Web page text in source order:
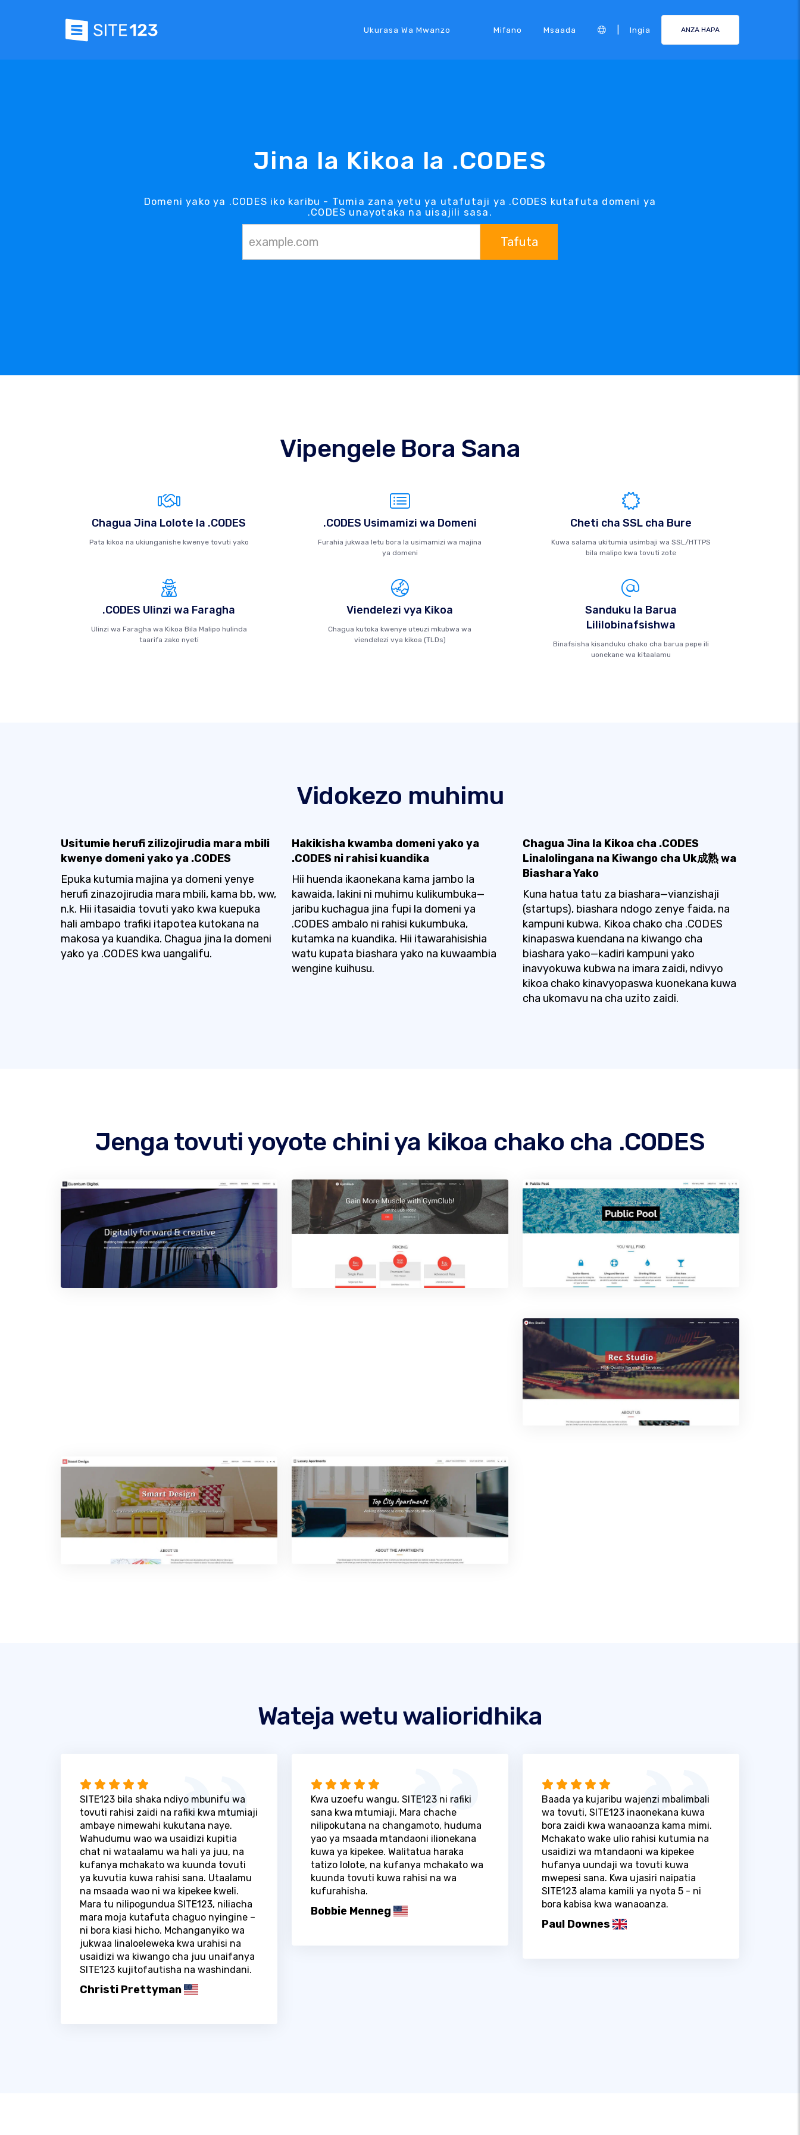
Ukurasa Wa Mwanzo Mifano Msaada Ingia ANZA HAPA
Jina la Kikoa la .CODES
Domeni yako ya .CODES iko karibu - Tumia zana yetu ya utafutaji ya .CODES kutafuta domeni ya
.CODES unayotaka na uisajili sasa.
Tafuta
Vipengele Bora Sana
Chagua Jina Lolote la .CODES
Pata kikoa na ukiunganishe kwenye tovuti yako
.CODES Usimamizi wa Domeni
Furahia jukwaa letu bora la usimamizi wa majina
ya domeni
Cheti cha SSL cha Bure
Kuwa salama ukitumia usimbaji wa SSL/HTTPS
bila malipo kwa tovuti zote
.CODES Ulinzi wa Faragha
Ulinzi wa Faragha wa Kikoa Bila Malipo hulinda
taarifa zako nyeti
Viendelezi vya Kikoa
Chagua kutoka kwenye uteuzi mkubwa wa
viendelezi vya kikoa (TLDs)
Sanduku la Barua
Lililobinafsishwa
Binafsisha kisanduku chako cha barua pepe ili
uonekane wa kitaalamu
Vidokezo muhimu
Usitumie herufi zilizojirudia mara mbili
kwenye domeni yako ya .CODES
Epuka kutumia majina ya domeni yenye
herufi zinazojirudia mara mbili, kama bb, ww,
n.k. Hii itasaidia tovuti yako kwa kuepuka
hali ambapo trafiki itapotea kutokana na
makosa ya kuandika. Chagua jina la domeni
yako ya .CODES kwa uangalifu.
Hakikisha kwamba domeni yako ya
.CODES ni rahisi kuandika
Hii huenda ikaonekana kama jambo la
kawaida, lakini ni muhimu kulikumbuka—
jaribu kuchagua jina fupi la domeni ya
.CODES ambalo ni rahisi kukumbuka,
kutamka na kuandika. Hii itawarahisishia
watu kupata biashara yako na kuwaambia
wengine kuihusu.
Chagua Jina la Kikoa cha .CODES
Linalolingana na Kiwango cha Uk成熟 wa
Biashara Yako
Kuna hatua tatu za biashara—vianzishaji
(startups), biashara ndogo zenye faida, na
kampuni kubwa. Kikoa chako cha .CODES
kinapaswa kuendana na kiwango cha
biashara yako—kadiri kampuni yako
inavyokuwa kubwa na imara zaidi, ndivyo
kikoa chako kinavyopaswa kuonekana kuwa
cha ukomavu na cha uzito zaidi.
Jenga tovuti yoyote chini ya kikoa chako cha .CODES
Wateja wetu walioridhika
SITE123 bila shaka ndiyo mbunifu wa
tovuti rahisi zaidi na rafiki kwa mtumiaji
ambaye nimewahi kukutana naye.
Wahudumu wao wa usaidizi kupitia
chat ni wataalamu wa hali ya juu, na
kufanya mchakato wa kuunda tovuti
ya kuvutia kuwa rahisi sana. Utaalamu
na msaada wao ni wa kipekee kweli.
Mara tu nilipogundua SITE123, niliacha
mara moja kutafuta chaguo nyingine –
ni bora kiasi hicho. Mchanganyiko wa
jukwaa linaloeleweka kwa urahisi na
usaidizi wa kiwango cha juu unaifanya
SITE123 kujitofautisha na washindani.
Christi Prettyman
Kwa uzoefu wangu, SITE123 ni rafiki
sana kwa mtumiaji. Mara chache
nilipokutana na changamoto, huduma
yao ya msaada mtandaoni ilionekana
kuwa ya kipekee. Walitatua haraka
tatizo lolote, na kufanya mchakato wa
kuunda tovuti kuwa rahisi na wa
kufurahisha.
Bobbie Menneg
Baada ya kujaribu wajenzi mbalimbali
wa tovuti, SITE123 inaonekana kuwa
bora zaidi kwa wanaoanza kama mimi.
Mchakato wake ulio rahisi kutumia na
usaidizi wa mtandaoni wa kipekee
hufanya uundaji wa tovuti kuwa
mwepesi sana. Kwa ujasiri naipatia
SITE123 alama kamili ya nyota 5 - ni
bora kabisa kwa wanaoanza.
Paul Downes